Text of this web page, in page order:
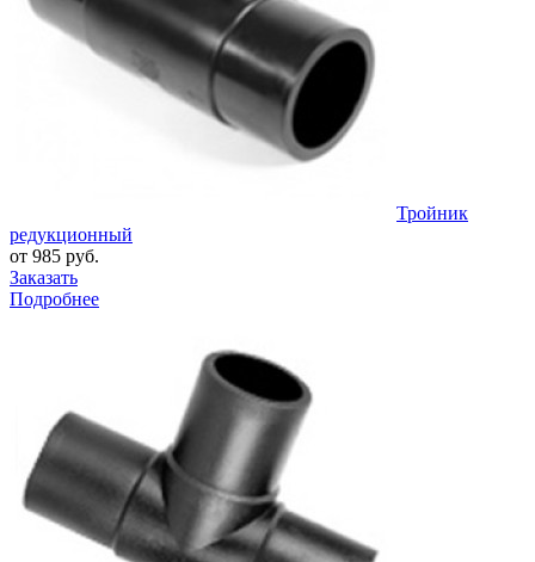
Тройник
редукционный
от 985 руб.
Заказать
Подробнее